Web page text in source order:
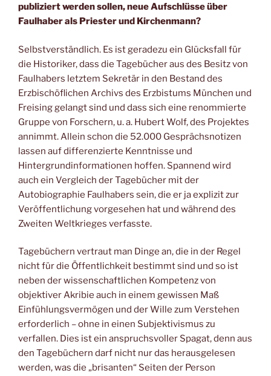
publiziert werden sollen, neue Aufschlüsse über
Faulhaber als Priester und Kirchenmann?
Selbstverständlich. Es ist geradezu ein Glücksfall für
die Historiker, dass die Tagebücher aus des Besitz von
Faulhabers letztem Sekretär in den Bestand des
Erzbischöflichen Archivs des Erzbistums München und
Freising gelangt sind und dass sich eine renommierte
Gruppe von Forschern, u. a. Hubert Wolf, des Projektes
annimmt. Allein schon die 52.000 Gesprächsnotizen
lassen auf differenzierte Kenntnisse und
Hintergrundinformationen hoffen. Spannend wird
auch ein Vergleich der Tagebücher mit der
Autobiographie Faulhabers sein, die er ja explizit zur
Veröffentlichung vorgesehen hat und während des
Zweiten Weltkrieges verfasste.
Tagebüchern vertraut man Dinge an, die in der Regel
nicht für die Öffentlichkeit bestimmt sind und so ist
neben der wissenschaftlichen Kompetenz von
objektiver Akribie auch in einem gewissen Maß
Einfühlungsvermögen und der Wille zum Verstehen
erforderlich – ohne in einen Subjektivismus zu
verfallen. Dies ist ein anspruchsvoller Spagat, denn aus
den Tagebüchern darf nicht nur das herausgelesen
werden, was die „brisanten“ Seiten der Person